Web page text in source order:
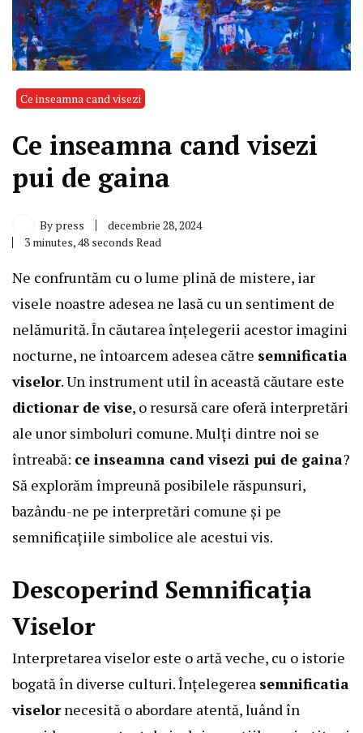
Ce inseamna cand visezi
Ce inseamna cand visezi
pui de gaina
By press
decembrie 28, 2024
3 minutes, 48 seconds Read
Ne confruntăm cu o lume plină de mistere, iar
visele noastre adesea ne lasă cu un sentiment de
nelămurită. În căutarea înțelegerii acestor imagini
nocturne, ne întoarcem adesea către semnificatia
viselor. Un instrument util în această căutare este
dictionar de vise, o resursă care oferă interpretări
ale unor simboluri comune. Mulți dintre noi se
întreabă: ce inseamna cand visezi pui de gaina?
Să explorăm împreună posibilele răspunsuri,
bazându-ne pe interpretări comune și pe
semnificațiile simbolice ale acestui vis.
Descoperind Semnificația
Viselor
Interpretarea viselor este o artă veche, cu o istorie
bogată în diverse culturi. Înțelegerea semnificatia
viselornecesită o abordare atentă, luând în